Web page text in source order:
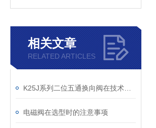
相关文章
RELATED ARTICLES
电磁阀在选型时的注意事项